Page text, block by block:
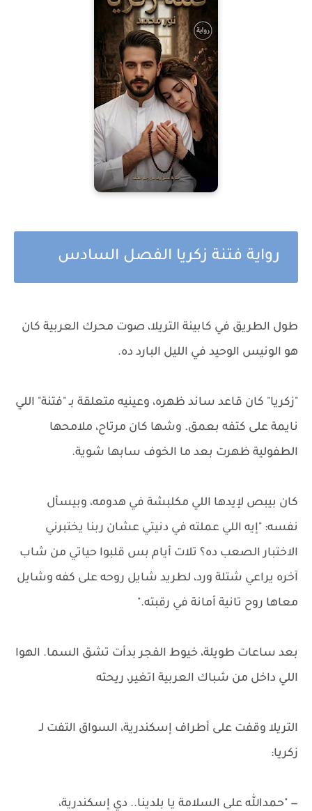
رواية فتنة زكريا الفصل السادس
طول الطريق في كابينة التريلا، صوت محرك العربية كان
هو الونيس الوحيد في الليل البارد ده.
"زكريا" كان قاعد ساند ظهره، وعينيه متعلقة بـ "فتنة" اللي
نايمة على كتفه بعمق. وشها كان مرتاح، ملامحها
الطفولية ظهرت بعد ما الخوف سابها شوية.
كان بيبص لإيدها اللي مكلبشة في هدومه، وبيسأل
نفسه: "إيه اللي عملته في دنيتي عشان ربنا يختبرني
الاختبار الصعب ده؟ تلات أيام بس قلبوا حياتي من شاب
آخره يراعي شتلة ورد، لطريد شايل روحه على كفه وشايل
معاها روح تانية أمانة في رقبته."
بعد ساعات طويلة، خيوط الفجر بدأت تشق السما. الهوا
اللي داخل من شباك العربية اتغير، ريحته
التريلا وقفت على أطراف إسكندرية، السواق التفت لـ
زكريا:
— "حمدالله على السلامة يا بلدينا.. دي إسكندرية،